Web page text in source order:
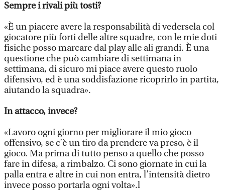
Sempre i rivali più tosti?
«È un piacere avere la responsabilità di vedersela col
giocatore più forti delle altre squadre, con le mie doti
fisiche posso marcare dal play alle ali grandi. È una
questione che può cambiare di settimana in
settimana, di sicuro mi piace avere questo ruolo
difensivo, ed è una soddisfazione ricoprirlo in partita,
aiutando la squadra».
In attacco, invece?
«Lavoro ogni giorno per migliorare il mio gioco
offensivo, se c’è un tiro da prendere va preso, è il
gioco. Ma prima di tutto penso a quello che posso
fare in difesa, a rimbalzo. Ci sono giornate in cui la
palla entra e altre in cui non entra, l’intensità dietro
invece posso portarla ogni volta».l